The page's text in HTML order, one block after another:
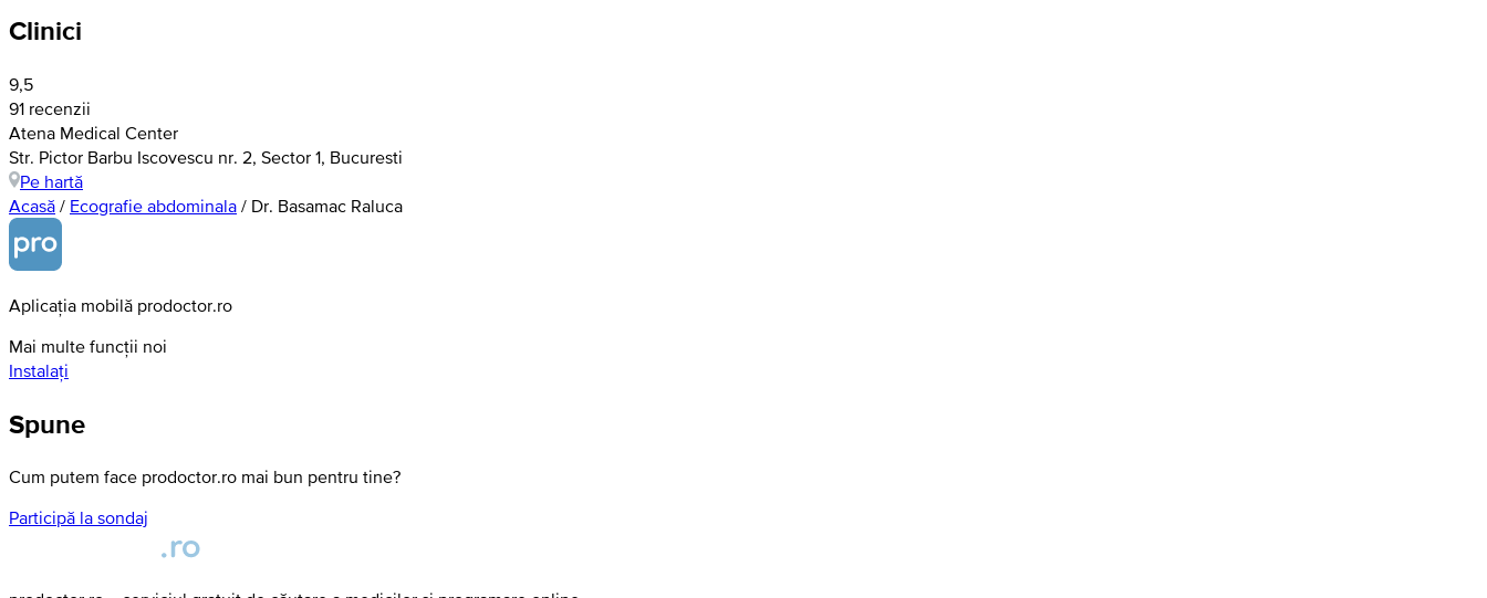
Clinici
9,5
91 recenzii
Atena Medical Center
Str. Pictor Barbu Iscovescu nr. 2, Sector 1, Bucuresti
Pe hartă
Acasă / Ecografie abdominala / Dr. Basamac Raluca
Aplicația mobilă prodoctor.ro
Mai multe funcții noi
Instalați
Spune
Cum putem face prodoctor.ro mai bun pentru tine?
Participă la sondaj